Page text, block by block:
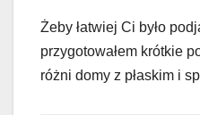
Żeby łatwiej Ci było
przygotowałem krótkie
różni domy z płaskim i